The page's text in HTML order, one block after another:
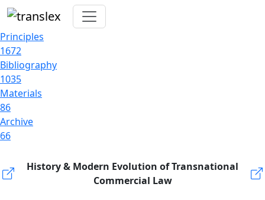
Principles
1672
Bibliography
1035
Materials
86
Archive
66
History & Modern Evolution of Transnational
Commercial Law